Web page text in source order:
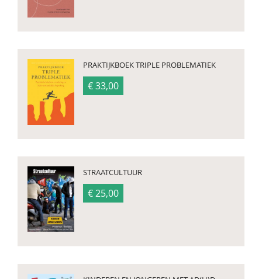
PRAKTIJKBOEK TRIPLE PROBLEMATIEK
€ 33,00
STRAATCULTUUR
€ 25,00